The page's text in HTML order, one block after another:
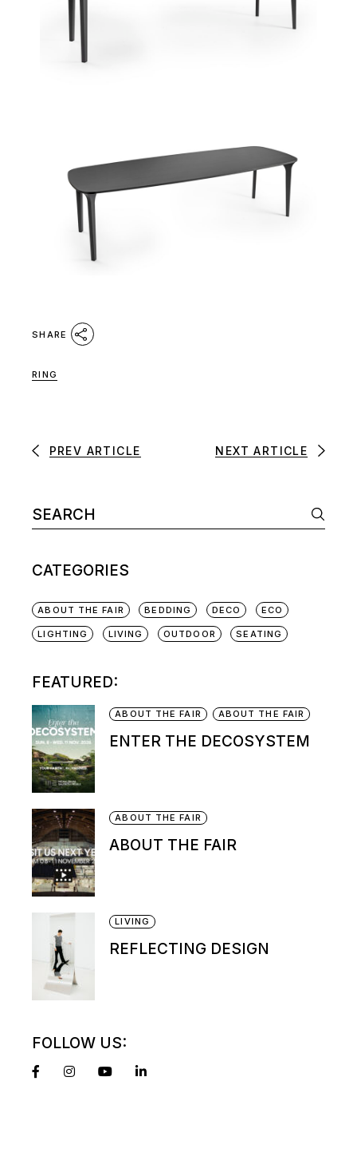
SHARE
RING
PREV ARTICLE NEXT ARTICLE
CATEGORIES
ABOUT THE FAIR BEDDING DECO ECO
LIGHTING LIVING OUTDOOR SEATING
FEATURED:
ABOUT THE FAIR ABOUT THE FAIR
ENTER THE DECOSYSTEM
ABOUT THE FAIR
ABOUT THE FAIR
LIVING
REFLECTING DESIGN
FOLLOW US: